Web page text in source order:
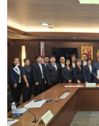
•
• คอลัมนิสต์
• ละคร
•
CbizReview
• Cyber BIZ
• ผู้จัดกวน
• Good health & Well-being
• Green Innovation & SD